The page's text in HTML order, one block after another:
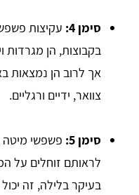
סימן 4:
עקיצות
בקבוצות, הן מגרדות
אך לרוב הן נמצאות
צוואר, ידיים ורגליים.
סימן 5:
פשפשי מיטה
לראותם זוחלים על
בעיקר בלילה, זה